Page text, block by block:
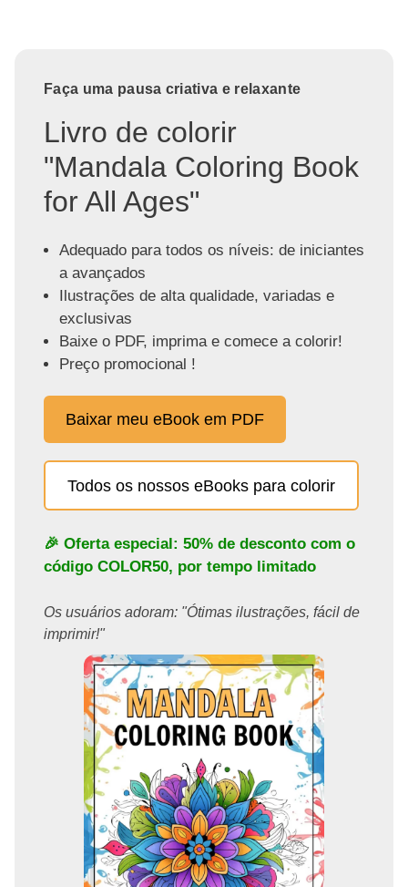
Faça uma pausa criativa e relaxante
Livro de colorir
"Mandala Coloring Book
for All Ages"
Adequado para todos os níveis: de iniciantes
a avançados
Ilustrações de alta qualidade, variadas e
exclusivas
Baixe o PDF, imprima e comece a colorir!
Preço promocional !
Baixar meu eBook em PDF
Todos os nossos eBooks para colorir
🎉 Oferta especial: 50% de desconto com o
código COLOR50, por tempo limitado
Os usuários adoram: "Ótimas ilustrações, fácil de
imprimir!"